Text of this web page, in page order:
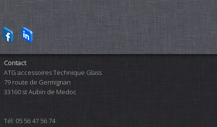
Contact
ATG accessoires Technique Glass
79 route de Germignan
33160 st Aubin de Medoc
Tél: 05 56 47 56 74